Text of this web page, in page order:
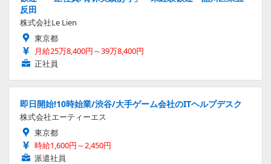
反田
株式会社Le Lien
東京都
月給25万8,400円～39万8,400円
正社員
即日開始!10時始業/渋谷/大手ゲーム会社のITヘルプデスク
株式会社エーティーエス
東京都
時給1,600円～2,450円
派遣社員